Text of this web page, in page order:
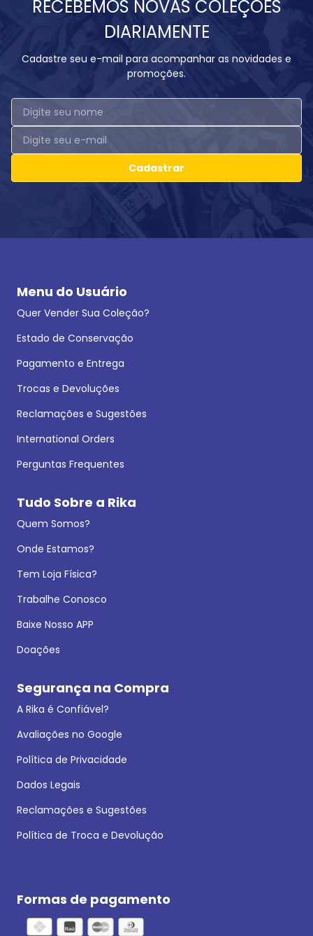
RECEBEMOS NOVAS COLEÇÕES
DIARIAMENTE
Cadastre seu e-mail para acompanhar as novidades e
promoções.
Cadastrar
Menu do Usuário
Quer Vender Sua Coleção?
Estado de Conservação
Pagamento e Entrega
Trocas e Devoluções
Reclamações e Sugestões
International Orders
Perguntas Frequentes
Tudo Sobre a Rika
Quem Somos?
Onde Estamos?
Tem Loja Física?
Trabalhe Conosco
Baixe Nosso APP
Doações
Segurança na Compra
A Rika é Confiável?
Avaliações no Google
Política de Privacidade
Dados Legais
Reclamações e Sugestões
Política de Troca e Devolução
Formas de pagamento